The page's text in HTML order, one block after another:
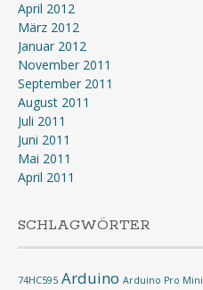
April 2012
März 2012
Januar 2012
November 2011
September 2011
August 2011
Juli 2011
Juni 2011
Mai 2011
April 2011
SCHLAGWÖRTER
74HC595 Arduino Arduino Pro Mini